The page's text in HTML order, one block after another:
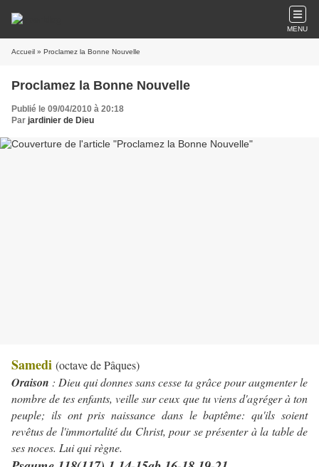
MENU
Accueil » Proclamez la Bonne Nouvelle
Proclamez la Bonne Nouvelle
Publié le 09/04/2010 à 20:18
Par jardinier de Dieu
Samedi (octave de Pâques)
Oraison : Dieu qui donnes sans cesse ta grâce pour augmenter le
nombre de tes enfants, veille sur ceux que tu viens d'agréger à ton
peuple; ils ont pris naissance dans le baptême: qu'ils soient
revêtus de l'immortalité du Christ, pour se présenter à la table de
ses noces. Lui qui règne.